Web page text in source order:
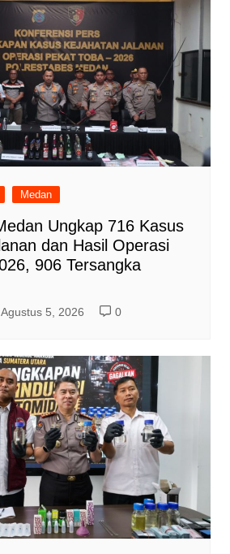
Medan
Ungkap 716 Kasus
dan Hasil Operasi
906 Tersangka
Agustus 5, 2026 0